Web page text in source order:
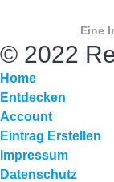
Eine
© 2022
Home
Entdecken
Account
Eintrag Erstellen
Impressum
Datenschutz